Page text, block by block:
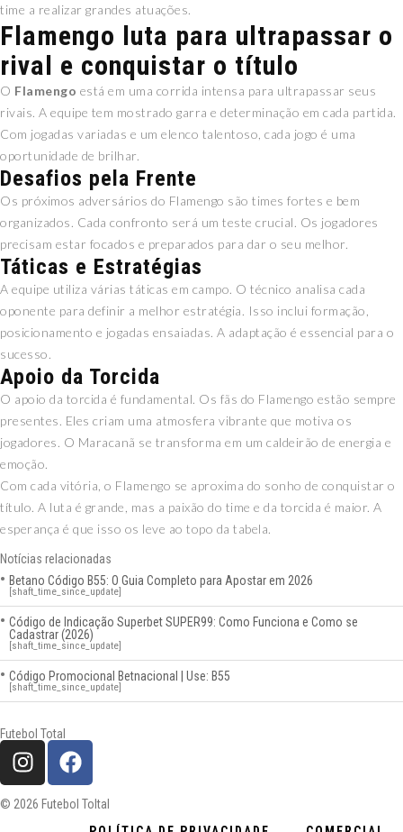
time a realizar grandes atuações.
Flamengo luta para ultrapassar o
rival e conquistar o título
O Flamengo está em uma corrida intensa para ultrapassar seus
rivais. A equipe tem mostrado garra e determinação em cada partida.
Com jogadas variadas e um elenco talentoso, cada jogo é uma
oportunidade de brilhar.
Desafios pela Frente
Os próximos adversários do Flamengo são times fortes e bem
organizados. Cada confronto será um teste crucial. Os jogadores
precisam estar focados e preparados para dar o seu melhor.
Táticas e Estratégias
A equipe utiliza várias táticas em campo. O técnico analisa cada
oponente para definir a melhor estratégia. Isso inclui formação,
posicionamento e jogadas ensaiadas. A adaptação é essencial para o
sucesso.
Apoio da Torcida
O apoio da torcida é fundamental. Os fãs do Flamengo estão sempre
presentes. Eles criam uma atmosfera vibrante que motiva os
jogadores. O Maracanã se transforma em um caldeirão de energia e
emoção.
Com cada vitória, o Flamengo se aproxima do sonho de conquistar o
título. A luta é grande, mas a paixão do time e da torcida é maior. A
esperança é que isso os leve ao topo da tabela.
Notícias relacionadas
Betano Código B55: O Guia Completo para Apostar em 2026
[shaft_time_since_update]
Código de Indicação Superbet SUPER99: Como Funciona e Como se
Cadastrar (2026)
[shaft_time_since_update]
Código Promocional Betnacional | Use: B55
[shaft_time_since_update]
Futebol Total
© 2026 Futebol Toltal